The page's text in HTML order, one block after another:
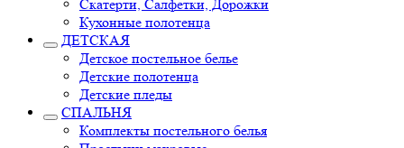
Скатерти, Салфетки, Дорожки
Кухонные полотенца
ДЕТСКАЯ
Детское постельное белье
Детские полотенца
Детские пледы
СПАЛЬНЯ
Комплекты постельного белья